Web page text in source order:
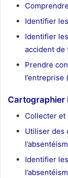
Identifier
Identifier
accident de
Prendre
Cartographier
Collecter et
Utiliser des
Identifier